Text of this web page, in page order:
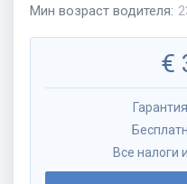
Мин возраст водителя:
€
Все налоги